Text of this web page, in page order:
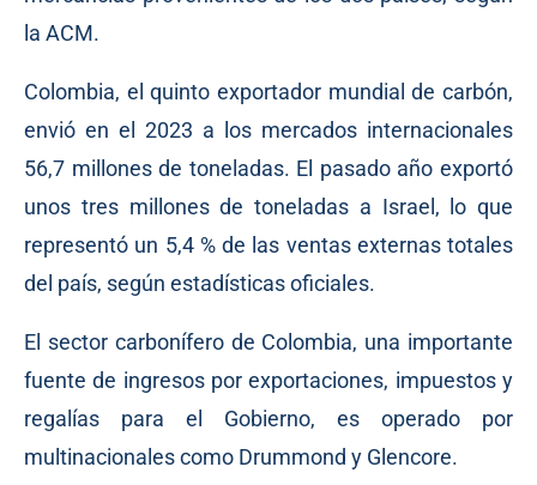
la ACM.
Colombia, el quinto exportador mundial de carbón,
envió en el 2023 a los mercados internacionales
56,7 millones de toneladas. El pasado año exportó
unos tres millones de toneladas a Israel, lo que
representó un 5,4 % de las ventas externas totales
del país, según estadísticas oficiales.
El sector carbonífero de Colombia, una importante
fuente de ingresos por exportaciones, impuestos y
regalías para el Gobierno, es operado por
multinacionales como Drummond y Glencore.